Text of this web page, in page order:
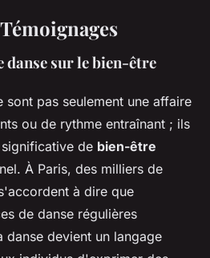
danse sur le bien-être
sont pas seulement une affaire
ou de rythme entraînant ; ils
de bien-être
À Paris, des milliers de
à dire que
de danse régulières
danse devient un langage